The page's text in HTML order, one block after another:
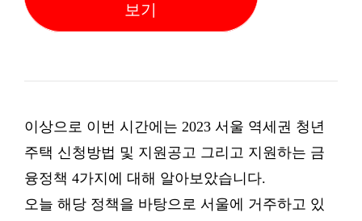
보기
이상으로 이번 시간에는 2023 서울 역세권 청년
주택 신청방법 및 지원공고 그리고 지원하는 금
융정책 4가지에 대해 알아보았습니다.
오늘 해당 정책을 바탕으로 서울에 거주하고 있